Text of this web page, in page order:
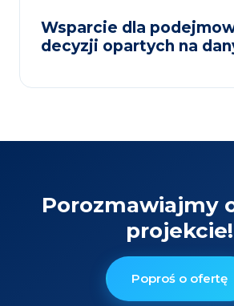
Wsparcie dla
decyzji opartych na
Porozmawiajmy
projekcie!
Poproś o ofertę